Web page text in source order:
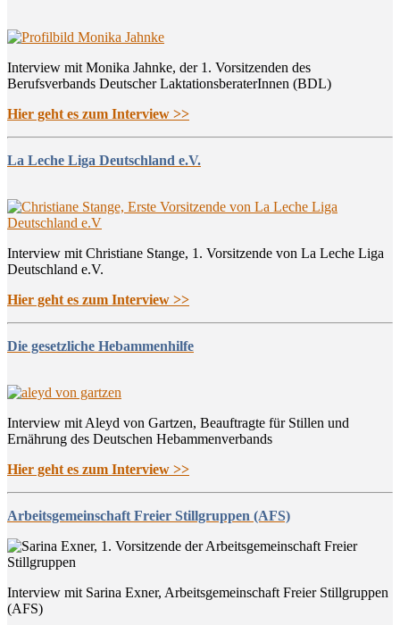
Interview mit Monika Jahnke, der 1. Vorsitzenden des
Berufsverbands Deutscher LaktationsberaterInnen (BDL)
Hier geht es zum Interview >>
La Leche Liga Deutschland e.V.
Interview mit Christiane Stange, 1. Vorsitzende von La Leche Liga
Deutschland e.V.
Hier geht es zum Interview >>
Die gesetzliche Hebammenhilfe
Interview mit Aleyd von Gartzen, Beauftragte für Stillen und
Ernährung des Deutschen Hebammenverbands
Hier geht es zum Interview >>
Arbeitsgemeinschaft Freier Stillgruppen (AFS)
Interview mit Sarina Exner, Arbeitsgemeinschaft Freier Stillgruppen
(AFS)